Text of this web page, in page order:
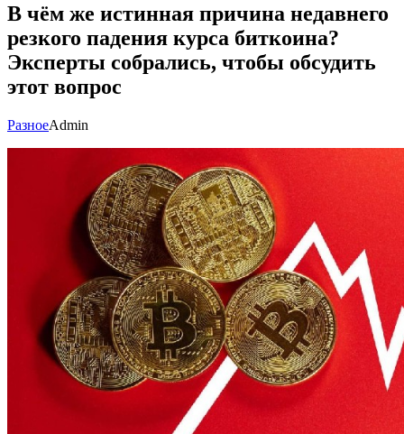
В чём же истинная причина недавнего
резкого падения курса биткоина?
Эксперты собрались, чтобы обсудить
этот вопрос
РазноеAdmin